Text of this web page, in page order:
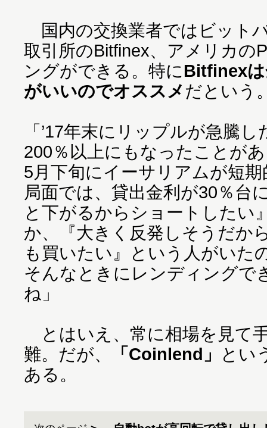
国内の交換業者ではビット
取引所のBitfinex、アメリカの
ングができる。特にBitfinexは
がいいのでオススメ だという
「’17年末にリップルが急騰
200％以上にもなったことが
5月下旬にイーサリアムが短
局面では、貸出金利が30％台
と下がるからショートしたい
か、『大きく反発しそうだか
も買いたい』という人がいた
そんなときにレンディングで
ね」
とはいえ、常に相場を見て
難。だが、
「Coinlend」
とい
ある。